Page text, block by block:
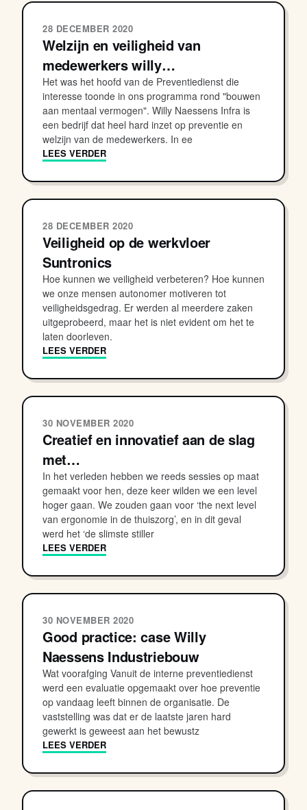
28 DECEMBER 2020
Welzijn en veiligheid van
medewerkers willy…
Het was het hoofd van de Preventiedienst die
interesse toonde in ons programma rond "bouwen
aan mentaal vermogen". Willy Naessens Infra is
een bedrijf dat heel hard inzet op preventie en
welzijn van de medewerkers. In ee
LEES VERDER
28 DECEMBER 2020
Veiligheid op de werkvloer
Suntronics
Hoe kunnen we veiligheid verbeteren? Hoe kunnen
we onze mensen autonomer motiveren tot
veiligheidsgedrag. Er werden al meerdere zaken
uitgeprobeerd, maar het is niet evident om het te
laten doorleven.
LEES VERDER
30 NOVEMBER 2020
Creatief en innovatief aan de slag
met…
In het verleden hebben we reeds sessies op maat
gemaakt voor hen, deze keer wilden we een level
hoger gaan. We zouden gaan voor ‘the next level
van ergonomie in de thuiszorg’, en in dit geval
werd het ‘de slimste stiller
LEES VERDER
30 NOVEMBER 2020
Good practice: case Willy
Naessens Industriebouw
Wat voorafging Vanuit de interne preventiedienst
werd een evaluatie opgemaakt over hoe preventie
op vandaag leeft binnen de organisatie. De
vaststelling was dat er de laatste jaren hard
gewerkt is geweest aan het bewustz
LEES VERDER